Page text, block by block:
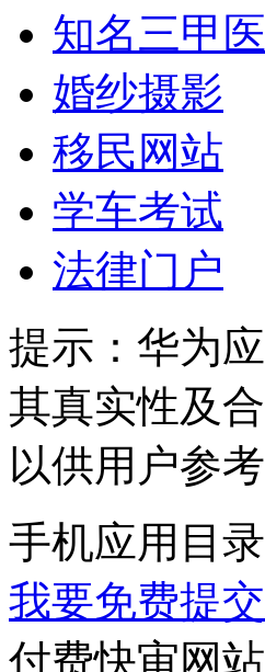
知名三甲
婚纱摄影
移民网站
学车考试
法律门户
提示： 华为
其真实性及
以供用户参
手机应用目
我要免费提
付费快审网站